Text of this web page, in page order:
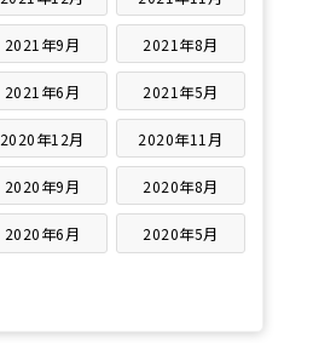
2021年9月 2021年8月
2021年6月 2021年5月
2020年12月 2020年11月
2020年9月 2020年8月
2020年6月 2020年5月